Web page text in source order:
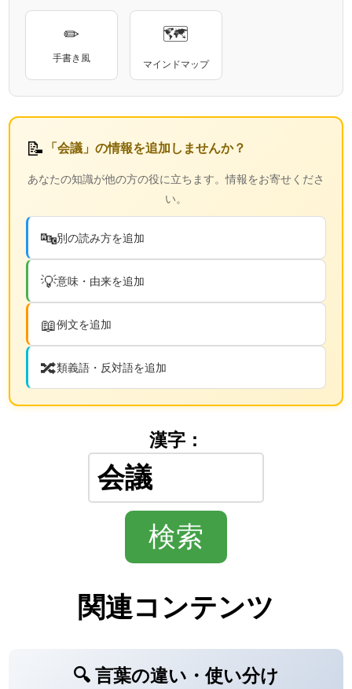
✏
手書き風
🗺
マインドマップ
📝 「会議」の情報を追加しませんか？
あなたの知識が他の方の役に立ちます。情報をお寄せくださ
い。
🔤別の読み方を追加
💡意味・由来を追加
📖例文を追加
🔀類義語・反対語を追加
漢字：
関連コンテンツ
🔍 言葉の違い・使い分け